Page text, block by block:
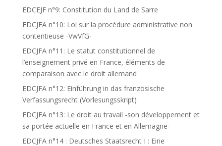
EDCEJF n°9: Constitution du Land de Sarre
EDCJFA n°10: Loi sur la procédure administrative non
contentieuse -VwVfG-
EDCJFA n°11: Le statut constitutionnel de
l’enseignement privé en France, éléments de
comparaison avec le droit allemand
EDCJFA n°12: Einführung in das französische
Verfassungsrecht (Vorlesungsskript)
EDCJFA n°13: Le droit au travail -son développement et
sa portée actuelle en France et en Allemagne-
EDCJFA n°14 : Deutsches Staatsrecht I : Eine